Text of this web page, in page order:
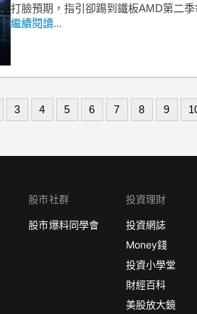
打臉預期，指引卻踢到鐵板AMD第二
繼續閱讀...
3 4 5 6 7 8 9
股市社群
股市爆料同學會
投資理財
投資網誌
Money錢
投資小學堂
財經百科
美股放大鏡